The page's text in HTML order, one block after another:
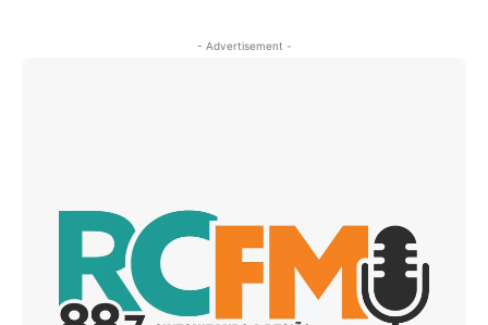
- Advertisement -